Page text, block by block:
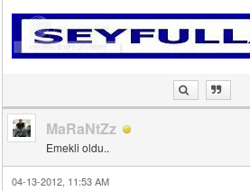
MaRaNtZz
Emekli oldu..
04-13-2012, 11:53 AM